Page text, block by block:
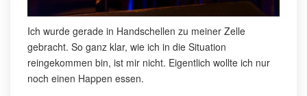
Ich wurde gerade in Handschellen zu meiner Zelle
gebracht. So ganz klar, wie ich in die Situation
reingekommen bin, ist mir nicht. Eigentlich wollte ich nur
noch einen Happen essen.